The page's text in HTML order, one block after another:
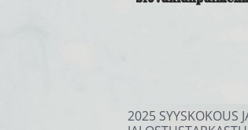
2025 SYYSKOKOUS